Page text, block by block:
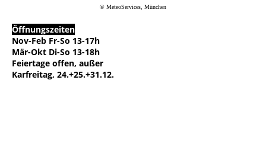
© MeteoServices, München
Öffnungszeiten
Nov-Feb Fr-So 13-17h
Mär-Okt Di-So 13-18h
Feiertage offen, außer
Karfreitag, 24.+25.+31.12.